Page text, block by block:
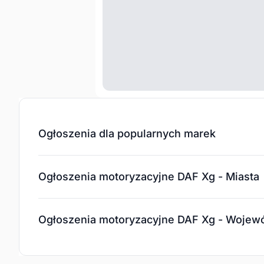
Ogłoszenia dla popularnych marek
Ogłoszenia motoryzacyjne DAF Xg - Miasta
Ogłoszenia motoryzacyjne DAF Xg -